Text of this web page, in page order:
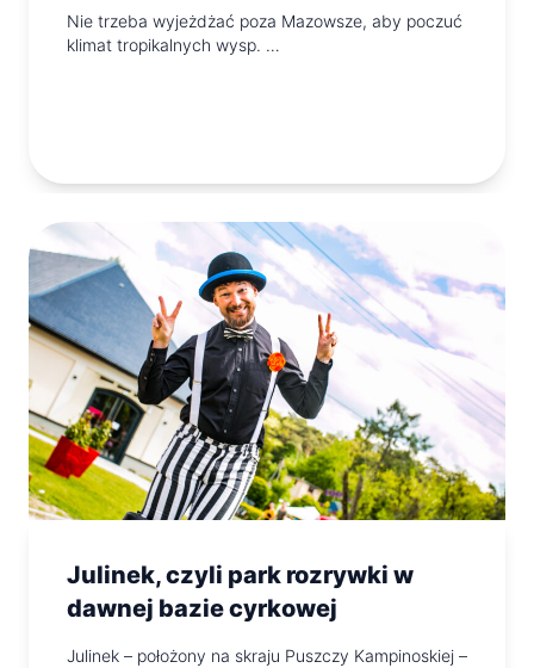
Nie trzeba wyjeżdżać poza Mazowsze, aby poczuć
klimat tropikalnych wysp. …
Julinek, czyli park rozrywki w
dawnej bazie cyrkowej
Julinek – położony na skraju Puszczy Kampinoskiej –